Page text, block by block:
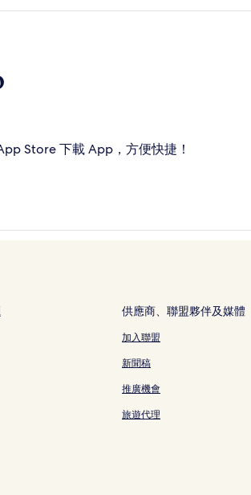
Store 下載 App，方便快捷！
供應商、聯盟夥伴及媒體
加入聯盟
新聞稿
推廣機會
旅遊代理